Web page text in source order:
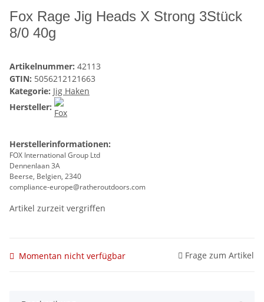
Fox Rage Jig Heads X Strong 3Stück
8/0 40g
Artikelnummer: 42113
GTIN: 5056212121663
Kategorie: Jig Haken
Hersteller:
Herstellerinformationen:
FOX International Group Ltd
Dennenlaan 3A
Beerse, Belgien, 2340
compliance-europe@ratheroutdoors.com
Artikel zurzeit vergriffen
Momentan nicht verfügbar Frage zum Artikel